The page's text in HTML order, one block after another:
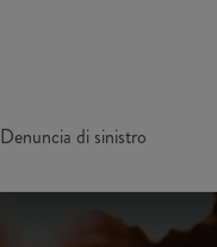
Denuncia di sinistro